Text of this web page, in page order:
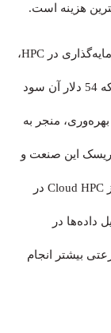
هزینه است.
به گزارش HPCwire 2020، به ازای هر 1 دلار سرمایه‌گذاری در HPC،
صنعت نفت و گاز 416 دلار درآمد خواهد داشت، که 54 دلار آن سود
منجر به
این صنعت و
کاهش تلفات نیز خواهد شد. از طرفی استفاده از Cloud HPC در
داده‌ها در
بیشتر انجام